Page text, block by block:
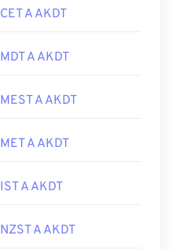
CET A AKDT
MDT A AKDT
MEST A AKDT
MET A AKDT
IST A AKDT
NZST A AKDT